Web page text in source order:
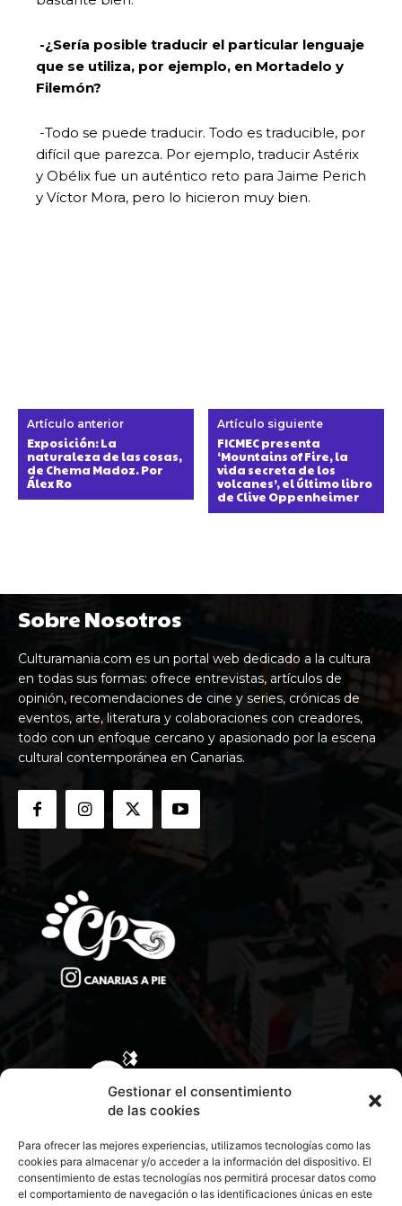
Gestionar el consentimiento
de las cookies
Para ofrecer las mejores experiencias, utilizamos tecnologías como las
cookies para almacenar y/o acceder a la información del dispositivo. El
consentimiento de estas tecnologías nos permitirá procesar datos como
el comportamiento de navegación o las identificaciones únicas en este
-¿Sería posible traducir el particular lenguaje
que se utiliza, por ejemplo, en Mortadelo y
Filemón?
-Todo se puede traducir. Todo es traducible, por
difícil que parezca. Por ejemplo, traducir Astérix
y Obélix fue un auténtico reto para Jaime Perich
y Víctor Mora, pero lo hicieron muy bien.
Artículo anterior
Exposición: La
naturaleza de las cosas,
de Chema Madoz. Por
Álex Ro
Artículo siguiente
FICMEC presenta
‘Mountains of Fire, la
vida secreta de los
volcanes’, el último libro
de Clive Oppenheimer
Sobre Nosotros
Culturamania.com es un portal web dedicado a la cultura
en todas sus formas: ofrece entrevistas, artículos de
opinión, recomendaciones de cine y series, crónicas de
eventos, arte, literatura y colaboraciones con creadores,
todo con un enfoque cercano y apasionado por la escena
cultural contemporánea en Canarias.